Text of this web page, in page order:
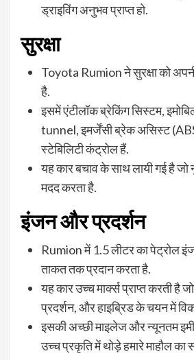
ड्राइविंग अनुभव प्राप्त हो.
सुरक्षा
Toyota Rumion ने सुरक्षा को
है.
इसमें एंटीलॉक ब्रेकिंग सिस्टम,
tunnel, इमर्जेंसी ब्रेक असिस्ट
स्टेबिलिटी कंट्रोल हैं.
यह कार बचाव के साथ लायी गई है
मदद करता है.
इंजन और प्रदर्शन
Rumion में 1.5 लीटर का पेट्रोल
ताकत तक प्रदान करता है.
यह कार उच्च मार्क्स प्राप्त करती है
प्रदर्शन, और हाइब्रिड के चयन में
इसकी अच्छी माइलेज और न्यूनतम
उच्च प्रकृति में थोड़े हमारे माहौल का